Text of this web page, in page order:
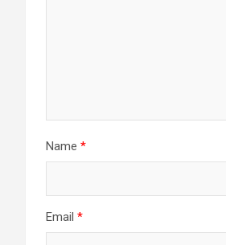
Name *
Email *